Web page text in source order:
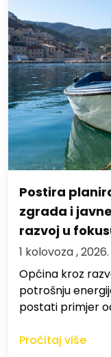
Postira
zgrada i
razvoj u
1 kolovoza , 2026.
Općina kroz
potrošnju
postati primjer
Pročitaj više